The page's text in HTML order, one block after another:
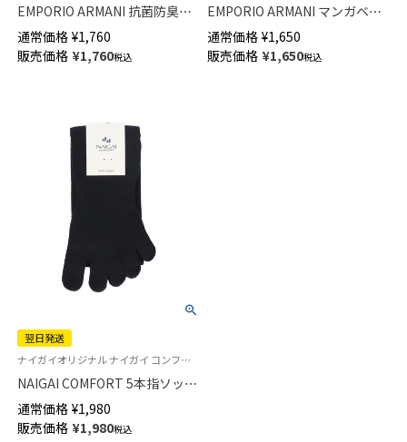
EMPORIO ARMANI 抗菌防臭加
工 リブ ビジネスソックス ロゴ
刺繍 クルー丈 メンズ【25-
27cm】【27-29cm】 02312110
通常価格 ¥1,760
販売価格 ¥1,760税込
EMPORIO ARMANI マンガベア
刺繍 ショート丈ソックス メン
ズ 02322386
通常価格 ¥1,650
販売価格 ¥1,650税込
翌日発送
ナイガイオリジナル ナイガイ コンフォート ポリジン加工 五本指 紳士 靴下
NAIGAI COMFORT 5本指ソック
ス やみつきになる履き心地 親
指セパレート 綿混 ホールガー
メント メンズ 抗菌防臭 クルー
通常価格 ¥1,980
販売価格 ¥1,980税込